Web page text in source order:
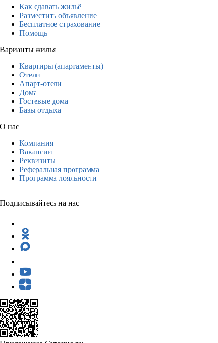
Как сдавать жильё
Разместить объявление
Бесплатное страхование
Помощь
Варианты жилья
Квартиры (апартаменты)
Отели
Апарт-отели
Дома
Гостевые дома
Базы отдыха
О нас
Компания
Вакансии
Реквизиты
Реферальная программа
Программа лояльности
Подписывайтесь на нас